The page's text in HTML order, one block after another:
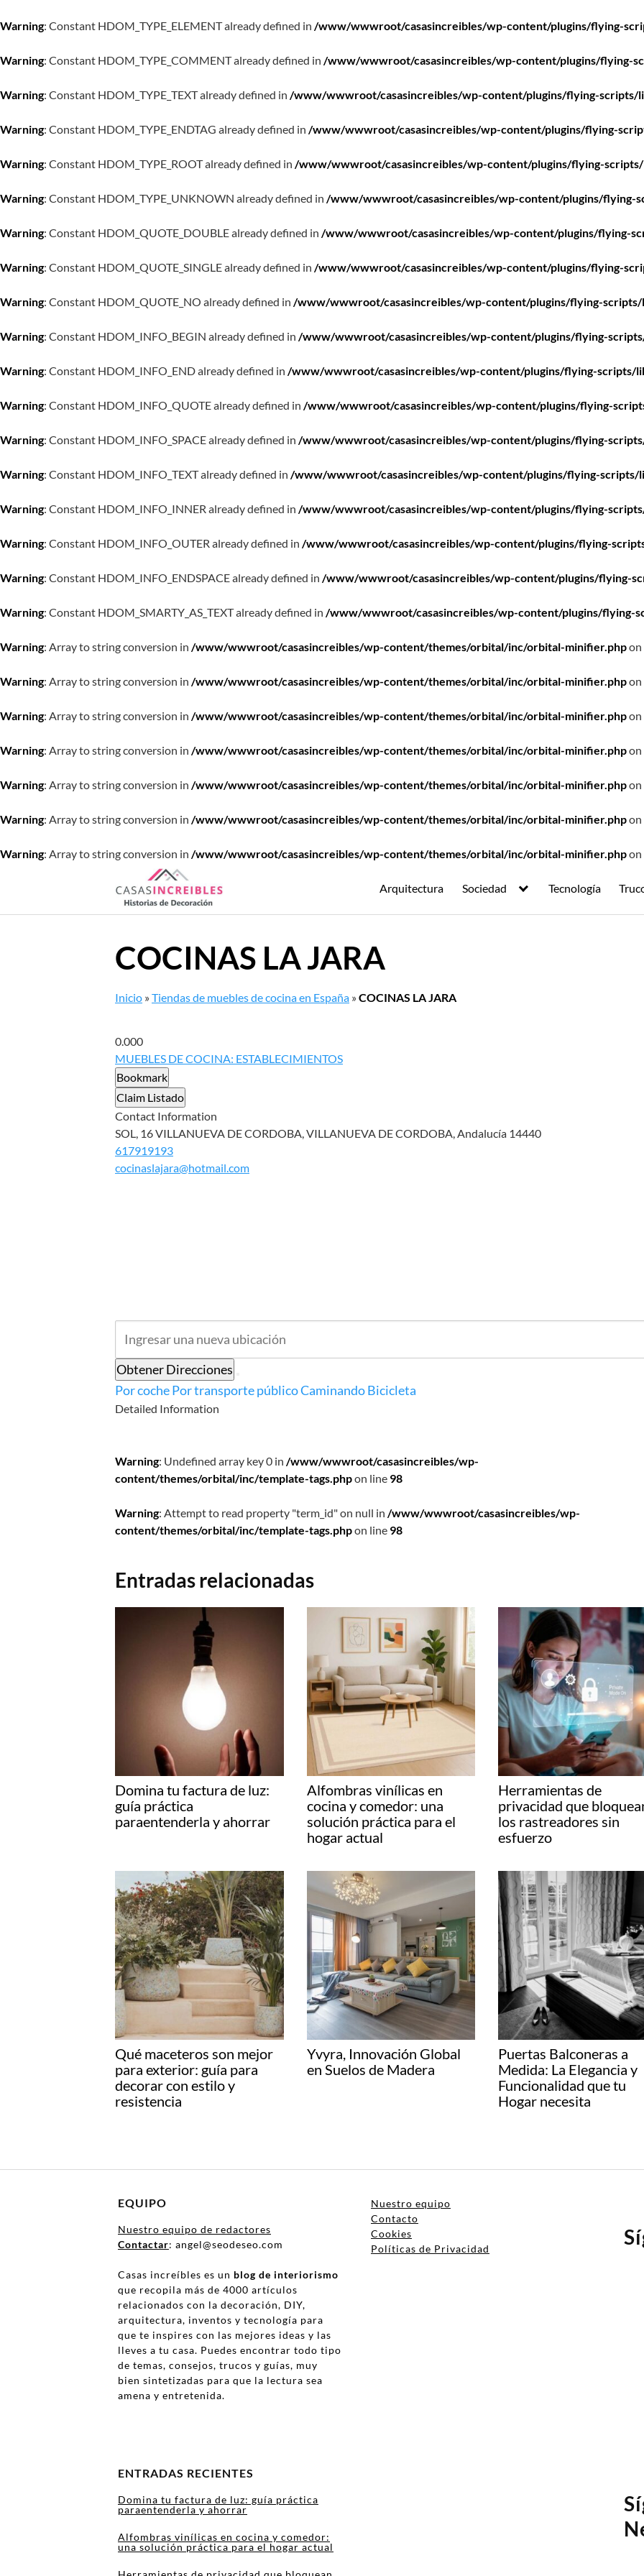
Warning: Constant HDOM_TYPE_ELEMENT already defined in /www/wwwroot/casasincreibles/wp-content/plugins/flying-
Warning: Constant HDOM_TYPE_COMMENT already defined in /www/wwwroot/casasincreibles/wp-content/plugins/flying-
Warning: Constant HDOM_TYPE_TEXT already defined in /www/wwwroot/casasincreibles/wp-content/plugins/flying-scripts/
Warning: Constant HDOM_TYPE_ENDTAG already defined in /www/wwwroot/casasincreibles/wp-content/plugins/flying-
Warning: Constant HDOM_TYPE_ROOT already defined in /www/wwwroot/casasincreibles/wp-content/plugins/flying-
Warning: Constant HDOM_TYPE_UNKNOWN already defined in /www/wwwroot/casasincreibles/wp-content/plugins/flying-
Warning: Constant HDOM_QUOTE_DOUBLE already defined in /www/wwwroot/casasincreibles/wp-content/plugins/flying-
Warning: Constant HDOM_QUOTE_SINGLE already defined in /www/wwwroot/casasincreibles/wp-content/plugins/flying-
Warning: Constant HDOM_QUOTE_NO already defined in /www/wwwroot/casasincreibles/wp-content/plugins/flying-scripts/
Warning: Constant HDOM_INFO_BEGIN already defined in /www/wwwroot/casasincreibles/wp-content/plugins/flying-
Warning: Constant HDOM_INFO_END already defined in /www/wwwroot/casasincreibles/wp-content/plugins/flying-scripts/
Warning: Constant HDOM_INFO_QUOTE already defined in /www/wwwroot/casasincreibles/wp-content/plugins/flying-
Warning: Constant HDOM_INFO_SPACE already defined in /www/wwwroot/casasincreibles/wp-content/plugins/flying-
Warning: Constant HDOM_INFO_TEXT already defined in /www/wwwroot/casasincreibles/wp-content/plugins/flying-scripts/
Warning: Constant HDOM_INFO_INNER already defined in /www/wwwroot/casasincreibles/wp-content/plugins/flying-
Warning: Constant HDOM_INFO_OUTER already defined in /www/wwwroot/casasincreibles/wp-content/plugins/flying-
Warning: Constant HDOM_INFO_ENDSPACE already defined in /www/wwwroot/casasincreibles/wp-content/plugins/flying-
Warning: Constant HDOM_SMARTY_AS_TEXT already defined in /www/wwwroot/casasincreibles/wp-content/plugins/flying-
Warning: Array to string conversion in /www/wwwroot/casasincreibles/wp-content/themes/orbital/inc/orbital-minifier.php
Warning: Array to string conversion in /www/wwwroot/casasincreibles/wp-content/themes/orbital/inc/orbital-minifier.php
Warning: Array to string conversion in /www/wwwroot/casasincreibles/wp-content/themes/orbital/inc/orbital-minifier.php
Warning: Array to string conversion in /www/wwwroot/casasincreibles/wp-content/themes/orbital/inc/orbital-minifier.php
Warning: Array to string conversion in /www/wwwroot/casasincreibles/wp-content/themes/orbital/inc/orbital-minifier.php
Warning: Array to string conversion in /www/wwwroot/casasincreibles/wp-content/themes/orbital/inc/orbital-minifier.php
Warning: Array to string conversion in /www/wwwroot/casasincreibles/wp-content/themes/orbital/inc/orbital-minifier.php
Arquitectura Sociedad Tecnología
COCINAS LA JARA
Inicio »Tiendas de muebles de cocina en España »COCINAS LA JARA
0.000
MUEBLES DE COCINA: ESTABLECIMIENTOS
Bookmark
Claim Listado
Contact Information
SOL, 16 VILLANUEVA DE CORDOBA, VILLANUEVA DE CORDOBA, Andalucía 14440
617919193
cocinaslajara@hotmail.com
Obtener Direcciones
Por cochePor transporte públicoCaminandoBicicleta
Detailed Information
Warning: Undefined array key 0 in /www/wwwroot/casasincreibles/wp-
content/themes/orbital/inc/template-tags.phpon line 98
Warning: Attempt to read property "term_id" on null in /www/wwwroot/casasincreibles/wp-
content/themes/orbital/inc/template-tags.phpon line 98
Entradas relacionadas
Domina tu factura de luz:
guía práctica
paraentenderla y ahorrar
Alfombras vinílicas en
cocina y comedor: una
solución práctica para el
hogar actual
Herramientas de
privacidad que
los rastreadores sin
esfuerzo
Qué maceteros son mejor
para exterior: guía para
decorar con estilo y
resistencia
Yvyra, Innovación Global
en Suelos de Madera
Puertas Balconeras a
Medida: La Elegancia y
Funcionalidad que tu
Hogar necesita
EQUIPO
Nuestro equipo de redactores
Contactar: angel@seodeseo.com
Casas increíbles es un blog de interiorismo
que recopila más de 4000 artículos
relacionados con la decoración, DIY,
arquitectura, inventos y tecnología para
que te inspires con las mejores ideas y las
lleves a tu casa. Puedes encontrar todo tipo
de temas, consejos, trucos y guías, muy
bien sintetizadas para que la lectura sea
amena y entretenida.
ENTRADAS RECIENTES
Domina tu factura de luz: guía práctica
paraentenderla y ahorrar
Alfombras vinílicas en cocina y comedor:
una solución práctica para el hogar actual
Nuestro equipo
Contacto
Cookies
Políticas de Privacidad